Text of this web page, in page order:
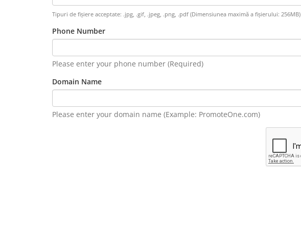
Tipuri de fișiere acceptate: .jpg, .gif, .jpeg, .png, .pdf (Dimensiunea maximă a fișierului: 256MB)
Phone Number
Please enter your phone number (Required)
Domain Name
Please enter your domain name (Example: PromoteOne.com)